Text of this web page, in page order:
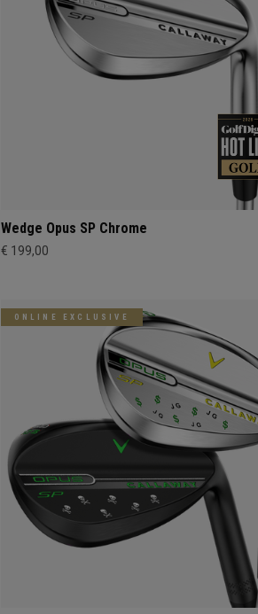
Wedge Opus SP Chrome
€ 199,00
ONLINE EXCLUSIVE